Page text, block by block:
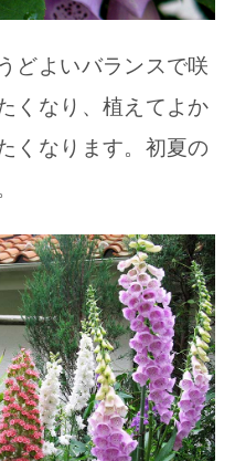
どよいバランスで咲
くなり、植えてよか
くなります。初夏の